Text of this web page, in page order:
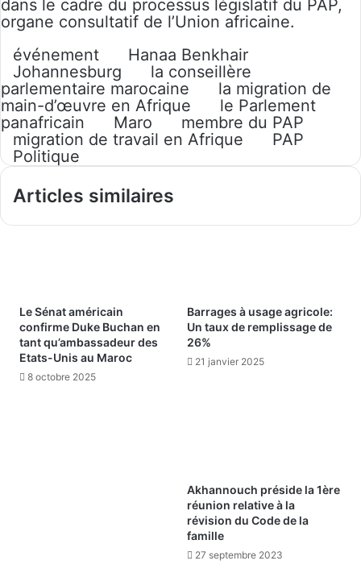
dans le cadre du processus législatif du PAP,
organe consultatif de l’Union africaine.
événement
Hanaa Benkhair
Johannesburg
la conseillère
parlementaire marocaine
la migration de
main-d’œuvre en Afrique
le Parlement
panafricain
Maro
membre du PAP
migration de travail en Afrique
PAP
Politique
Articles similaires
Le Sénat américain
confirme Duke Buchan en
tant qu’ambassadeur des
Etats-Unis au Maroc
8 octobre 2025
Barrages à usage agricole:
Un taux de remplissage de
26%
21 janvier 2025
Akhannouch préside la 1ère
réunion relative à la
révision du Code de la
famille
27 septembre 2023